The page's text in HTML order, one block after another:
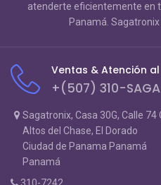
atenderte eficientemente en
Panamá.
Ventas & Atención
+(507) 310-
Sagatronix, Casa 30G, Calle 74
Altos del Chase, El Dorado
Ciudad de Panama Panamá
Panamá
310-7242